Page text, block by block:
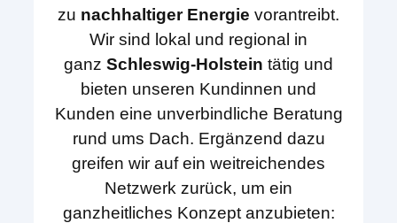
zu nachhaltiger Energie vorantreibt.
Wir sind lokal und regional in
ganz Schleswig-Holstein tätig und
bieten unseren Kundinnen und
Kunden eine unverbindliche Beratung
rund ums Dach. Ergänzend dazu
greifen wir auf ein weitreichendes
Netzwerk zurück, um ein
ganzheitliches Konzept anzubieten: